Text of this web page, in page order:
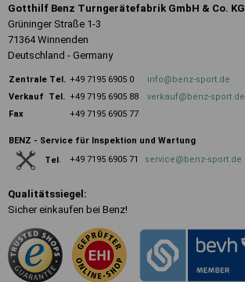
Gotthilf Benz Turngerätefabrik GmbH & Co. KG
Grüninger Straße 1-3
71364 Winnenden
Deutschland - Germany
Zentrale Tel. +49 7195 6905 0
info@benz-sport.de
Verkauf Tel. +49 7195 6905 88
verkauf@benz-sport.de
Fax
+49 7195 6905 77
BENZ - Service für Inspektion und Wartung
Tel. +49 7195 6905 71 service@benz-sport.de
Qualitätssiegel:
Sicher einkaufen bei Benz!